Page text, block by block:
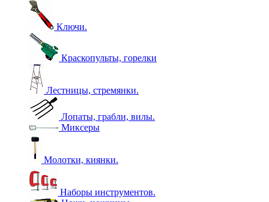
Ключи.
Краскопульты, горелки
Лестницы, стремянки.
Лопаты, грабли, вилы.
Миксеры
Молотки, киянки.
Наборы инструментов.